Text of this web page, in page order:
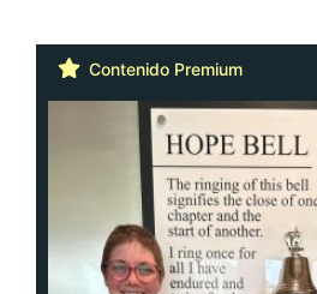
Contenido Premium